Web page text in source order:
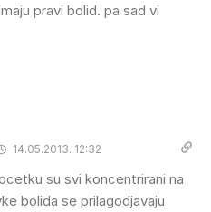
pravi bolid. pa sad vi
14.05.2013. 12:32
su svi koncentrirani na
bolida se prilagodjavaju